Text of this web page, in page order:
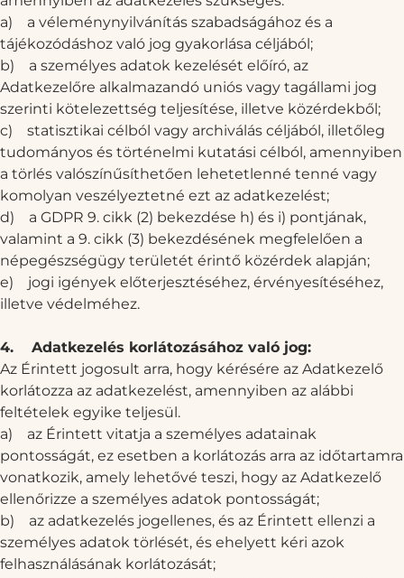
a)
a véleménynyilvánítás szabadságához és a
tájékozódáshoz való jog gyakorlása céljából;
b)
a személyes adatok kezelését előíró, az
Adatkezelőre alkalmazandó uniós vagy tagállami jog
szerinti kötelezettség teljesítése, illetve közérdekből;
c)
statisztikai célból vagy archiválás céljából, illetőleg
tudományos és történelmi kutatási célból, amennyiben
a törlés valószínűsíthetően lehetetlenné tenné vagy
komolyan veszélyeztetné ezt az adatkezelést;
d)
a GDPR 9. cikk (2) bekezdése h) és i) pontjának,
valamint a 9. cikk (3) bekezdésének megfelelően a
népegészségügy területét érintő közérdek alapján;
e)
jogi igények előterjesztéséhez, érvényesítéséhez,
illetve védelméhez.
4.
Adatkezelés korlátozásához való jog:
Az Érintett jogosult arra, hogy kérésére az Adatkezelő
korlátozza az adatkezelést, amennyiben az alábbi
feltételek egyike teljesül.
a)
az Érintett vitatja a személyes adatainak
pontosságát, ez esetben a korlátozás arra az időtartamra
vonatkozik, amely lehetővé teszi, hogy az Adatkezelő
ellenőrizze a személyes adatok pontosságát;
b)
az adatkezelés jogellenes, és az Érintett ellenzi a
személyes adatok törlését, és ehelyett kéri azok
felhasználásának korlátozását;